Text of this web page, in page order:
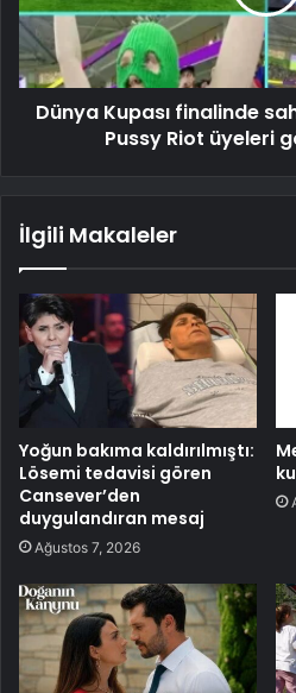
Dünya Kupası finalinde
Pussy Riot üyeleri
İlgili Makaleler
Yoğun bakıma kaldırılmıştı:
Lösemi tedavisi gören
Cansever’den
duygulandıran mesaj
Ağustos 7, 2026